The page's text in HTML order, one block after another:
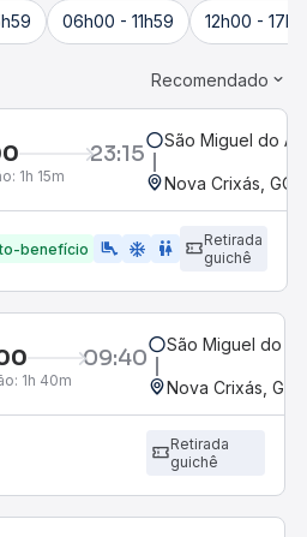
06h00 - 11h59 12h00 -
Recomendado
23:15
1h 15m
São Miguel do
Nova Crixás, GO
benefício airline_seat_legroom_extra ac_unit wc
Retirada
guichê
09:40
1h 40m
São Miguel do
Nova Crixás, GO
Retirada
guichê